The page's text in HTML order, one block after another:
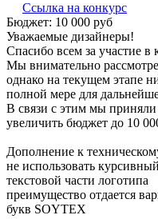
Ссылка на конкурс
Бюджет: 10 000 руб
Уважаемые дизайнеры!
Спасибо всем за участие в
Мы внимательно
однако на текущем этапе
полной мере для
В связи с этим мы
увеличить бюджет до 10
Дополнение к
не использовать
текстовой части логотипа
преимущество отдается
букв SOYTEX